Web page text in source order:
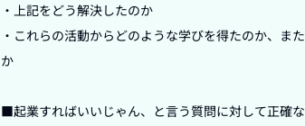
・上記をどう解決したのか
・これらの活動からどのような学びを得たのか、ま
か
■起業すればいいじゃん、と言う質問に対して正確